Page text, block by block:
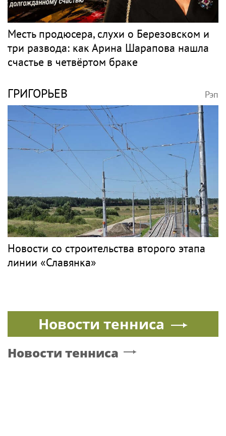
Месть продюсера, слухи о Березовском и
три развода: как Арина Шарапова нашла
счастье в четвёртом браке
ГРИГОРЬЕВ Рэп
Новости со строительства второго этапа
линии «Славянка»
Новости тенниса
Новости тенниса